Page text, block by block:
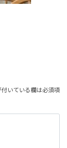
付いている欄は必須項